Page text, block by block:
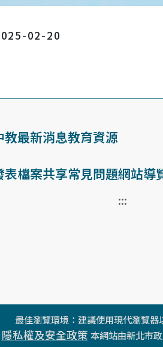
02-20
教最新消息教育資源
表檔案共享常見問題網站導
:::
最佳瀏覽環境：建議使用現代瀏覽器
隱私權及安全政策 本網站由新北市